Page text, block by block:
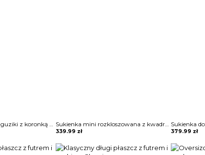
Koszula zapinana na guziki z koronką Sae Sukienka mini rozkloszowana z kwadratowym dekoltem Blagica
339.99 zł 379.99 zł